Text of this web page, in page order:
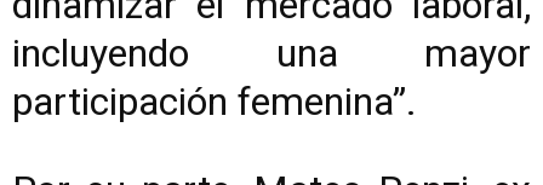
incluyendo una mayor
participación femenina”.